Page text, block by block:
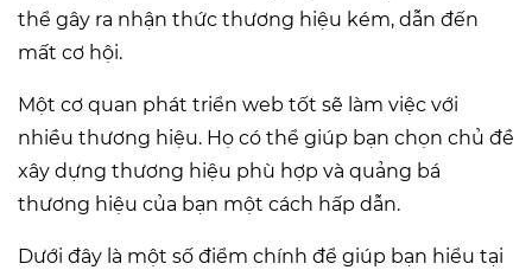
thể gây ra nhận thức thương hiệu kém, dẫn đến
mất cơ hội.
Một cơ quan phát triển web tốt sẽ làm việc với
nhiều thương hiệu. Họ có thể giúp bạn chọn chủ đề
xây dựng thương hiệu phù hợp và quảng bá
thương hiệu của bạn một cách hấp dẫn.
Dưới đây là một số điểm chính để giúp bạn hiểu tại